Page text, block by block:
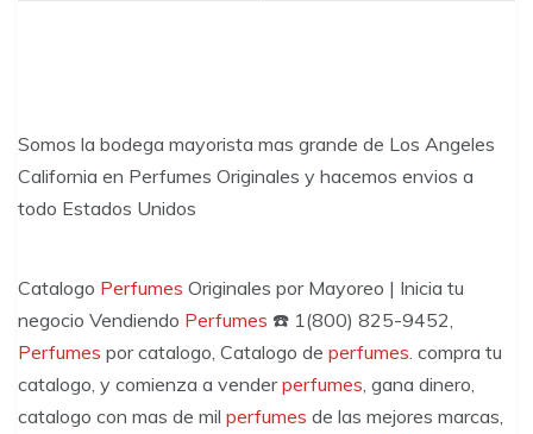
Somos la bodega mayorista mas grande de Los Angeles
California en Perfumes Originales y hacemos envios a
todo Estados Unidos
Catalogo Perfumes Originales por Mayoreo | Inicia tu
negocio Vendiendo Perfumes ☎️ 1(800) 825-9452,
Perfumes por catalogo, Catalogo de perfumes . compra tu
catalogo, y comienza a venderperfumes , gana dinero,
catalogo con mas de mil perfumes de las mejores marcas,